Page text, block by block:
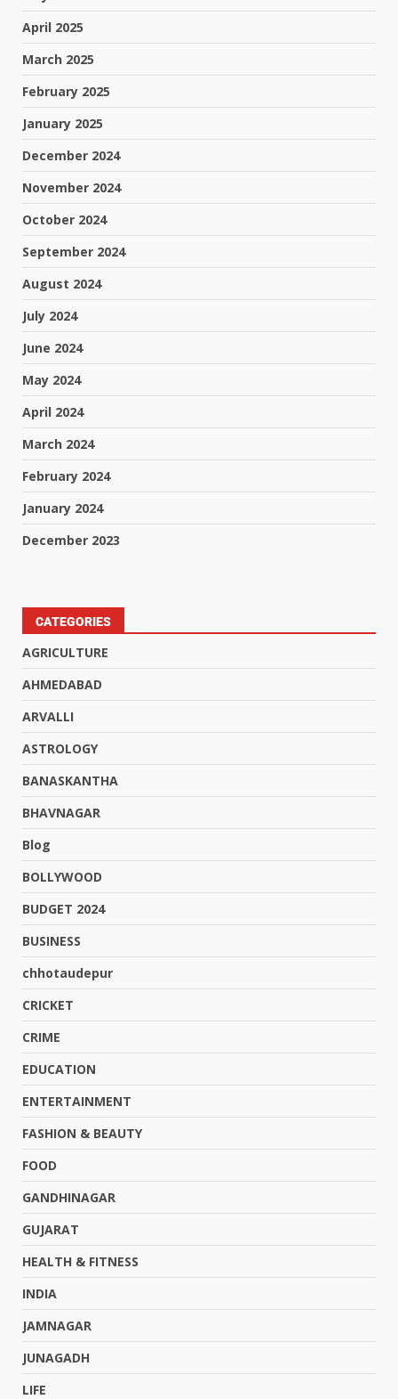
April 2025
March 2025
February 2025
January 2025
December 2024
November 2024
October 2024
September 2024
August 2024
July 2024
June 2024
May 2024
April 2024
March 2024
February 2024
January 2024
December 2023
CATEGORIES
AGRICULTURE
AHMEDABAD
ARVALLI
ASTROLOGY
BANASKANTHA
BHAVNAGAR
Blog
BOLLYWOOD
BUDGET 2024
BUSINESS
chhotaudepur
CRICKET
CRIME
EDUCATION
ENTERTAINMENT
FASHION & BEAUTY
FOOD
GANDHINAGAR
GUJARAT
HEALTH & FITNESS
INDIA
JAMNAGAR
JUNAGADH
LIFE